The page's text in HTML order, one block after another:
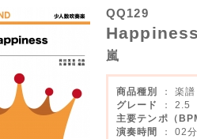
QQ129
Happiness
嵐
商品種別
： 楽譜
グレード
： 2.5
主要テンポ（
演奏時間
： 02